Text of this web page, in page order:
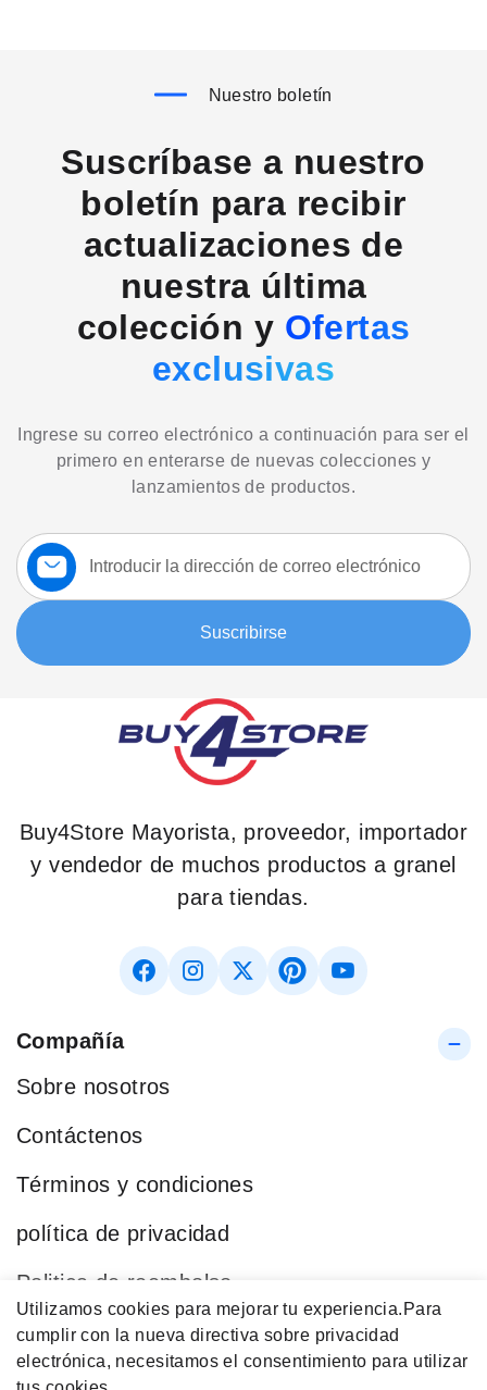
Utilizamos cookies para mejorar tu experiencia. Para
cumplir con la nueva directiva sobre privacidad
electrónica, necesitamos el consentimiento para utilizar
Nuestro boletín
Suscríbase a nuestro
boletín para recibir
actualizaciones de
nuestra última
colección y Ofertas
exclusivas
Ingrese su correo electrónico a continuación para ser el
primero en enterarse de nuevas colecciones y
lanzamientos de productos.
Suscríbase
a
nuestro
boletín:
Suscribirse
Buy4Store Mayorista, proveedor, importador
y vendedor de muchos productos a granel
para tiendas.
Compañía
Sobre nosotros
Contáctenos
Términos y condiciones
política de privacidad
Politica de reembolso
Blog
Categorías Populares